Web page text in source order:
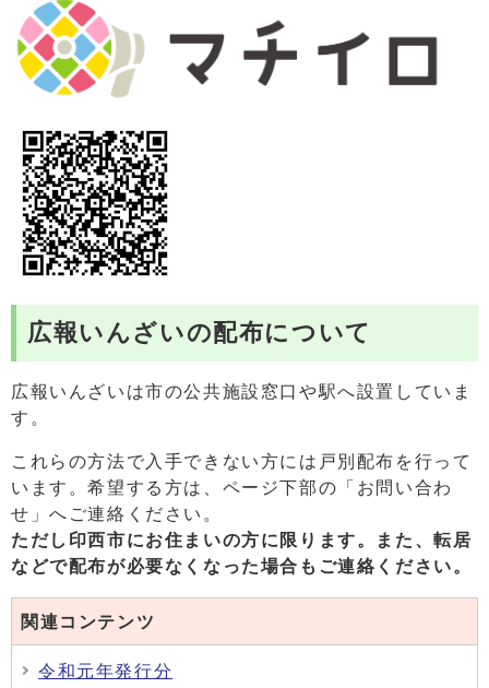
広報いんざいの配布について
広報いんざいは市の公共施設窓口や駅へ設置していま
す。
これらの方法で入手できない方には戸別配布を行って
います。希望する方は、ページ下部の「お問い合わ
せ」へご連絡ください。
ただし印西市にお住まいの方に限ります。また、転居
などで配布が必要なくなった場合もご連絡ください。
関連コンテンツ
令和元年発行分